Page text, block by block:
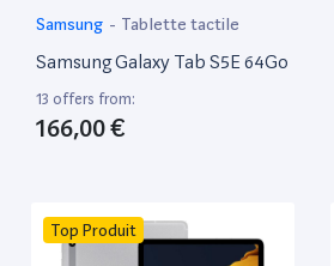
Samsung - Tablette tactile
Samsung Galaxy Tab S5E 64Go
13 offers from:
166,00 €
Top Produit